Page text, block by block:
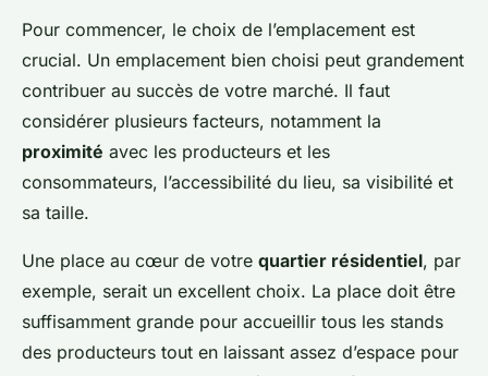
Pour commencer, le choix de l’emplacement est
crucial. Un emplacement bien choisi peut grandement
contribuer au succès de votre marché. Il faut
considérer plusieurs facteurs, notamment la
proximité avec les producteurs et les
consommateurs, l’accessibilité du lieu, sa visibilité et
sa taille.
Une place au cœur de votre quartier résidentiel, par
exemple, serait un excellent choix. La place doit être
suffisamment grande pour accueillir tous les stands
des producteurs tout en laissant assez d’espace pour